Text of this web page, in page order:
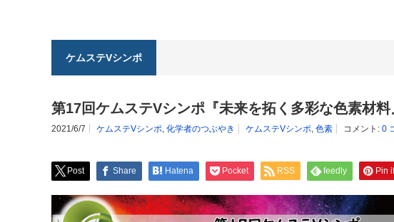
ケムステVシンポ
第17回ケムステVシンポ『未来を拓く多彩な色素材料
2021/6/7 ケムステVシンポ, 化学者のつぶやき ケムステVシンポ, 色素 コメント: 0
Post Share Hatena Pocket RSS feedly Pin it